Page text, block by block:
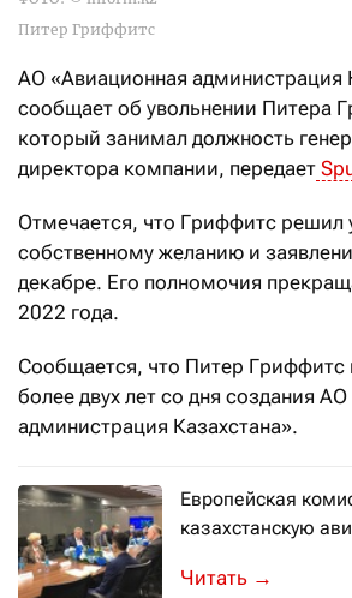
Питер Гриффитс
АО «Авиационная администрация
сообщает об увольнении Питера
который занимал должность
директора компании, передает
Отмечается, что Гриффитс решил
собственному желанию и
декабре. Его полномочия
2022 года.
Сообщается, что Питер Гриффитс
более двух лет со дня создания
администрация Казахстана».
Европейская
казахстанскую
Эксперты
→